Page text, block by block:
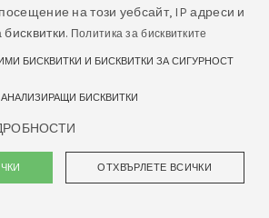
това обучение е отворена до10
в едно обучение е
на този уебсайт, IP адреси и
Политика за бисквитките
БИСКВИТКИ И БИСКВИТКИ ЗА СИГУРНОСТ
БИСКВИТКИ
ОТХВЪРЛЕТЕ ВСИЧКИ